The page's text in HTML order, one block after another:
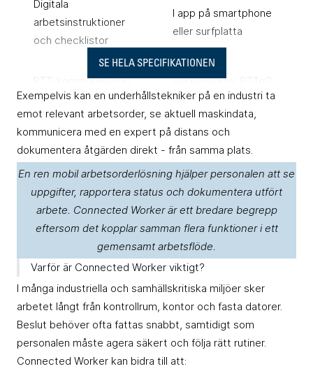
SE HELA SPECIFIKATIONEN
Digitala
arbetsinstruktioner
och checklistor
I app på smartphone
eller surfplatta
PTT-kommunikation
ochgruppsamtal
Via komradio,
MCX
Nödanrop och
positionsdelning
Vid komradio, telefon,
larmsändare, etc
Fjärrsupport
Via samtal,
videosamtal ellerAR -
glasögon
Situationsuppdatering
i realtid
Via kroppsburna
kameror
Via smartphone,
surfplatta eller laptop
Exempelvis kan en underhållstekniker på en industri ta
emot relevant arbetsorder, se aktuell maskindata,
kommunicera med en expert på distans och
dokumentera åtgärden direkt - från samma plats.
En ren mobil arbetsorderlösning hjälper personalen att se
uppgifter, rapportera status och dokumentera utfört
arbete. Connected Worker är ett bredare begrepp
eftersom det kopplar samman flera funktioner i ett
gemensamt arbetsflöde.
Varför är Connected Worker viktigt?
I många industriella och samhällskritiska miljöer sker
arbetet långt från kontrollrum, kontor och fasta datorer.
Beslut behöver ofta fattas snabbt, samtidigt som
personalen måste agera säkert och följa rätt rutiner.
Connected Worker kan bidra till att: